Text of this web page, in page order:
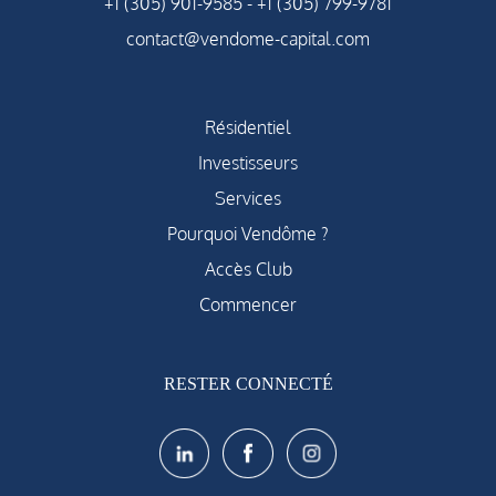
contact@vendome-capital.com
Résidentiel
Investisseurs
Services
Pourquoi Vendôme ?
Accès Club
Commencer
RESTER CONNECTÉ